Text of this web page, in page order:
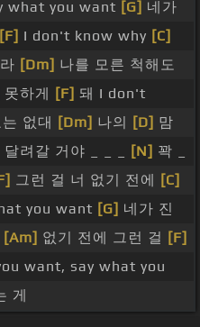
what you want [G] 네가
[F] I don't know why [C]
[Dm] 나를 모른 척해도
못하게 [F] 돼 I don't
없대 [Dm] 나의 [D] 맘
달려갈 거야 _ _ _ [N] 꽉 _
그런 걸 너 없기 전에
[C]
you want [G] 네가 진
[Am] 없기 전에 그런 걸 [F]
want, say what you
게